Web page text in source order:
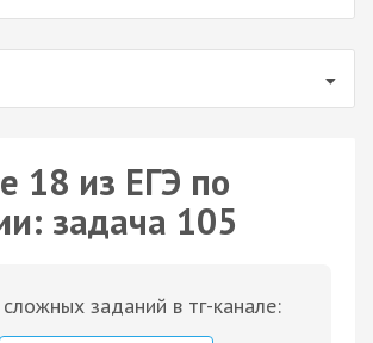
18 из ЕГЭ по
задача 105
заданий в тг-канале: